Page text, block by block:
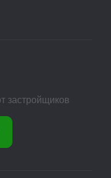
застройщиков